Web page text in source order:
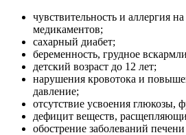
чувствительность и аллергия
медикаментов;
сахарный диабет;
беременность, грудное
детский возраст до 12 лет;
нарушения кровотока и
давление;
отсутствие усвоения глюкозы,
дефицит веществ,
обострение заболеваний